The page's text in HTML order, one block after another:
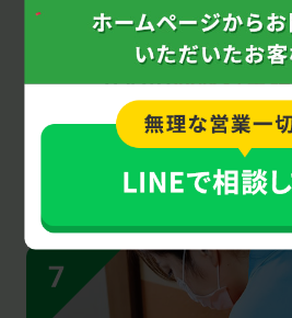
安心の回収料金
お客様からの回収品・作業の
限り、ご契約後に追加料金が発
ありません。業者に初めて依頼